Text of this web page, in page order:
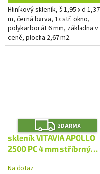
Hliníkový skleník, š 1,95 x d 1,37
m, černá barva, 1x stř. okno,
polykarbonát 6 mm, základna v
ceně, plocha 2,67 m2.
Z
D
A
R
M
ZDARMA
skleník VITAVIA APOLLO
2500 PC 4 mm stříbrný
Na dotaz